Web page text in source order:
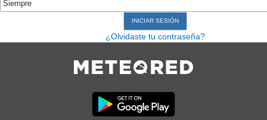
¿Olvidaste tu contraseña?